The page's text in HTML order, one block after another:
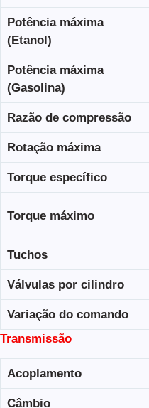
Potência máxima
(Etanol)
Potência máxima
(Gasolina)
Razão de compressão
Rotação máxima
Torque específico
Torque máximo
Tuchos
Válvulas por cilindro
Variação do comando
Transmissão
Acoplamento
Câmbio